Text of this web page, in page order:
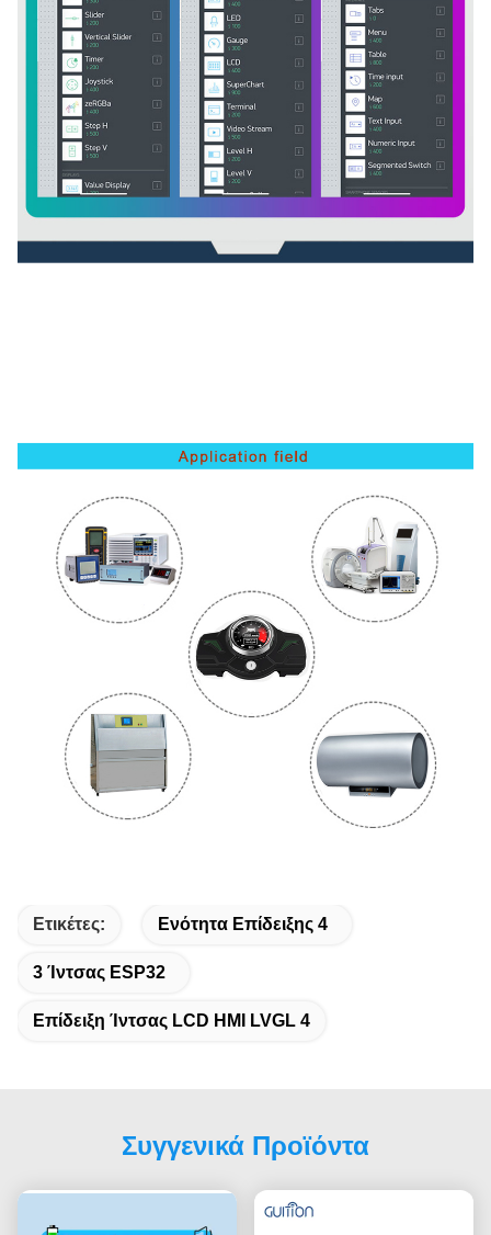
Ετικέτες: Ενότητα Επίδειξης 4
3 Ίντσας ESP32
Επίδειξη Ίντσας LCD HMI LVGL 4
Συγγενικά Προϊόντα